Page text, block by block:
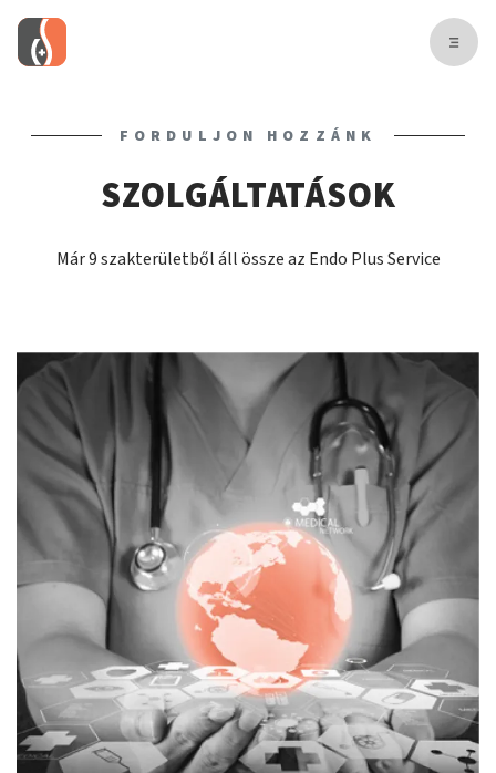
FORDULJON HOZZÁNK
SZOLGÁLTATÁSOK
Már 9 szakterületből áll össze az Endo Plus Service